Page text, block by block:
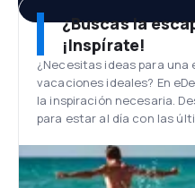
¿Buscas la
¡Inspírate!
¿Necesitas ideas para una
vacaciones ideales? En
la inspiración necesaria.
para estar al día con las